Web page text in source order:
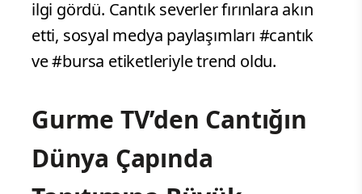
ilgi gördü. Cantık severler fırınlara akın
etti, sosyal medya paylaşımları #cantık
ve #bursa etiketleriyle trend oldu.
Gurme TV’den Cantığın
Dünya Çapında